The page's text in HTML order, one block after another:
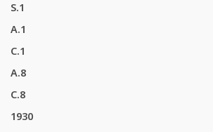
S.1
A.1
C.1
A.8
C.8
1930